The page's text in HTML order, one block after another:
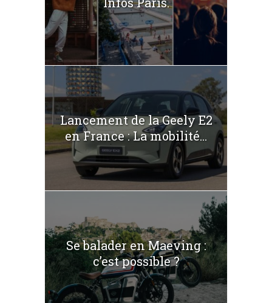
Lancement de la Geely E2
en France : La mobilité...
Se balader en Maeving :
c’est possible ?